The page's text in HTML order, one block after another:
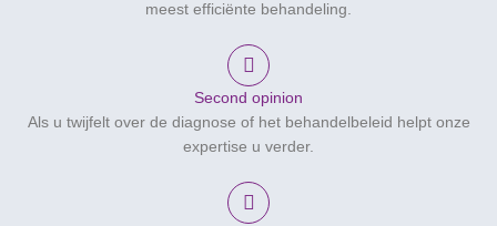
meest efficiënte behandeling.
Second opinion
Als u twijfelt over de diagnose of het behandelbeleid helpt onze
expertise u verder.